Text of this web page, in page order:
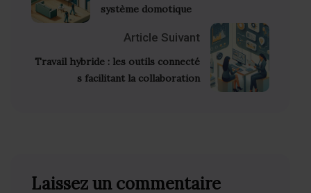
système domotique
Article Suivant
Travail hybride : les outils connecté
s facilitant la collaboration
Laissez un commentaire